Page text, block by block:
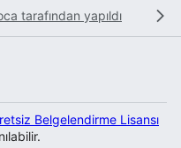
tarafından yapıldı
Belgelendirme Lisansı